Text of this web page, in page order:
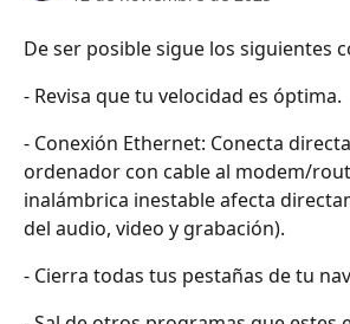
De ser posible sigue los siguientes
- Revisa que tu velocidad es óptima.
- Conexión Ethernet: Conecta
ordenador con cable al modem/
inalámbrica inestable afecta
del audio, video y grabación).
- Cierra todas tus pestañas de tu